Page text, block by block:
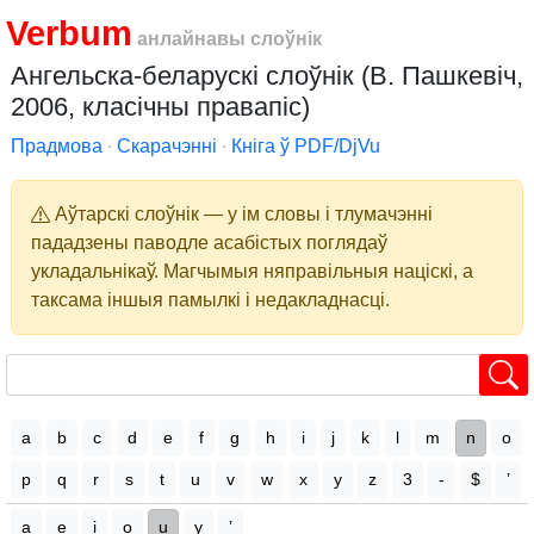
Verbum анлайнавы слоўнік
Ангельска-беларускі слоўнік (В. Пашкевіч,
2006, класічны правапіс)
Прадмова ∙ Скарачэнні ∙ Кніга ў PDF/DjVu
Аўтарскі слоўнік — у ім словы і тлумачэнні
пададзены паводле асабістых поглядаў
укладальнікаў. Магчымыя няправільныя націскі, а
таксама іншыя памылкі і недакладнасці.
a b c d e f g h i j k l m n o
p q r s t u v w x y z 3 - $ ’
a e i o u y ’